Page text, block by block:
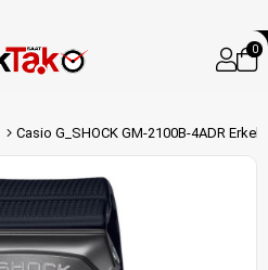
0
Casio G_SHOCK GM-2100B-4ADR